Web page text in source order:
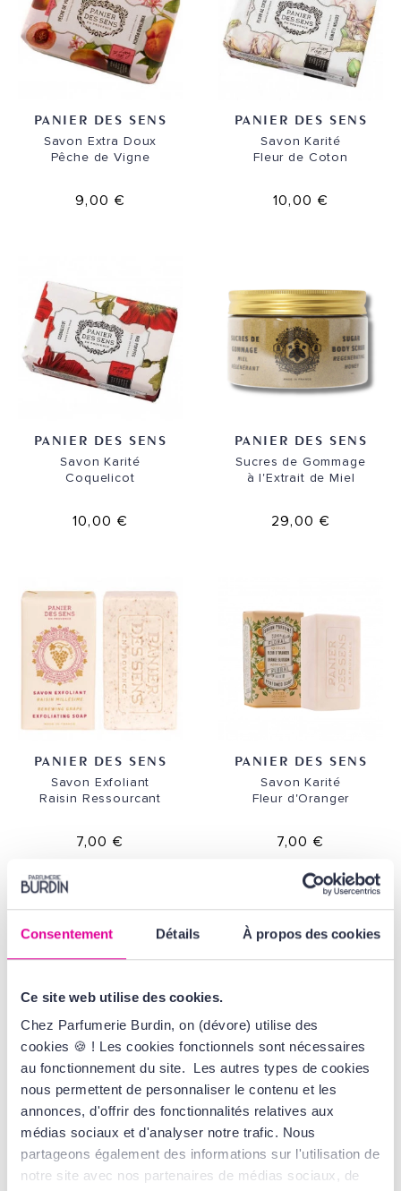
Consentement Détails À propos des cookies
Ce site web utilise des cookies.
Chez Parfumerie Burdin, on (dévore) utilise des
cookies 🍪 ! Les cookies fonctionnels sont nécessaires
au fonctionnement du site. Les autres types de cookies
nous permettent de personnaliser le contenu et les
annonces, d'offrir des fonctionnalités relatives aux
médias sociaux et d'analyser notre trafic. Nous
partageons également des informations sur l'utilisation de
notre site avec nos partenaires de médias sociaux, de
PANIER DES SENS
Savon Extra Doux
Pêche de Vigne
9,00 €
PANIER DES SENS
Savon Karité
Fleur de Coton
10,00 €
PANIER DES SENS
Savon Karité
Coquelicot
10,00 €
PANIER DES SENS
Sucres de Gommage
à l'Extrait de Miel
29,00 €
PANIER DES SENS
Savon Exfoliant
Raisin Ressourcant
7,00 €
PANIER DES SENS
Savon Karité
Fleur d'Oranger
7,00 €
PANIER DES SENS
Savon Karité
Nectar de Rose
10,00 €
PANIER DES SENS
Savon Karité
Bleu Lavande
10,00 €